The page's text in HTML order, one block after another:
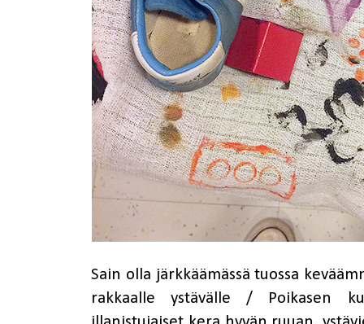
Sain olla järkkäämässä tuossa
rakkaalle ystävälle / Poikasen